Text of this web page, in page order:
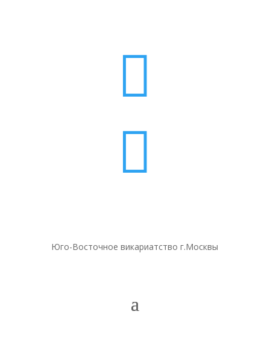


Юго-Восточное викариатство г.Москвы